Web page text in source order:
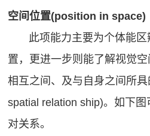
空间位置(position in space)
此项能力主要为个体能区
置，更进一步则能了解视觉
相互之间、及与自身之间所具
spatial relation ship)。如下
对关系。